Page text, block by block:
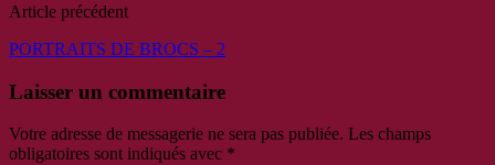
Article précédent
PORTRAITS DE BROCS – 2
Laisser un commentaire
Votre adresse de messagerie ne sera pas publiée. Les champs
obligatoires sont indiqués avec *